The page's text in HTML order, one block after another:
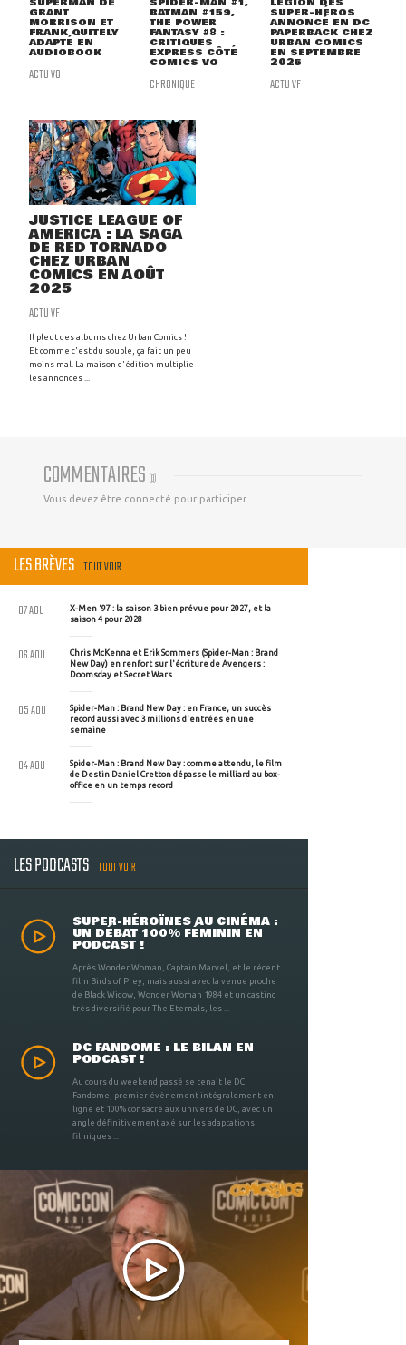
GRANT
MORRISON ET
FRANK QUITELY
ADAPTÉ EN
AUDIOBOOK
ACTU VO
BATMAN #159,
THE POWER
FANTASY #8 :
CRITIQUES
EXPRESS CÔTÉ
COMICS VO
CHRONIQUE
SUPER-HÉROS
ANNONCÉ EN DC
PAPERBACK CHEZ
URBAN COMICS
EN SEPTEMBRE
2025
ACTU VF
JUSTICE LEAGUE OF
AMERICA : LA SAGA
DE RED TORNADO
CHEZ URBAN
COMICS EN AOÛT
2025
ACTU VF
Il pleut des albums chez Urban Comics !
Et comme c'est du souple, ça fait un peu
moins mal. La maison d'édition multiplie
les annonces ...
COMMENTAIRES (0)
Vous devez être connecté pour participer
LES BRÈVES TOUT VOIR
X-Men '97 : la saison 3 bien prévue pour 2027, et la
saison 4 pour 2028
07 AOU
Chris McKenna et Erik Sommers (Spider-Man : Brand
New Day) en renfort sur l'écriture de Avengers :
Doomsday et Secret Wars
06 AOU
Spider-Man : Brand New Day : en France, un succès
record aussi avec 3 millions d'entrées en une
semaine
05 AOU
Spider-Man : Brand New Day : comme attendu, le film
de Destin Daniel Cretton dépasse le milliard au box-
office en un temps record
04 AOU
LES PODCASTS TOUT VOIR
SUPER-HÉROÏNES AU CINÉMA :
UN DÉBAT 100% FÉMININ EN
PODCAST !
Après Wonder Woman, Captain Marvel, et le récent
film Birds of Prey, mais aussi avec la venue proche
de Black Widow, Wonder Woman 1984 et un casting
très diversifié pour The Eternals, les ...
DC FANDOME : LE BILAN EN
PODCAST !
Au cours du weekend passé se tenait le DC
Fandome, premier évènement intégralement en
ligne et 100% consacré aux univers de DC, avec un
angle définitivement axé sur les adaptations
filmiques ...